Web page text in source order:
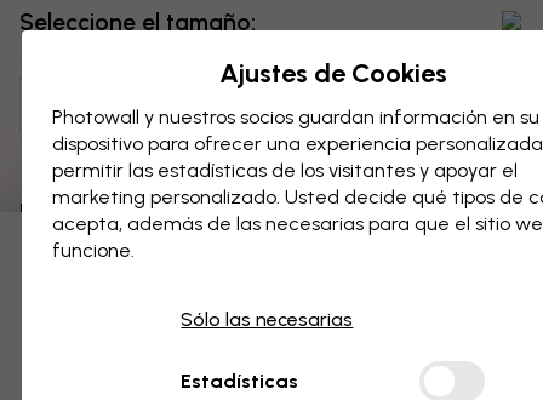
Seleccione el tamaño:
50x70 cm
Precio: ...
Ajustes de Cookies
Photowall y nuestros socios guardan información en su
dispositivo para ofrecer una experiencia
permitir las estadísticas de los visitantes y apoyar el
marketing personalizado. Usted decide qué tipos de
acepta, además de las necesarias para que el sitio
funcione.
Sólo las necesarias
Estadísticas